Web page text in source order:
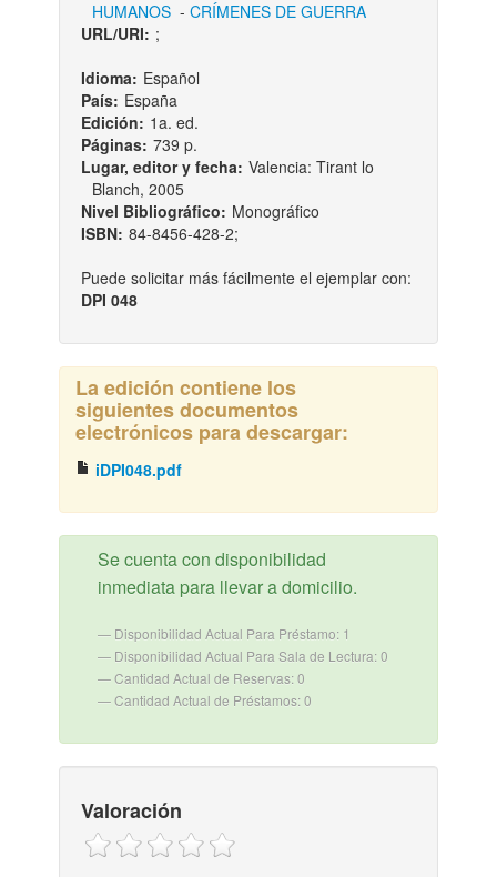
HUMANOS- CRÍMENES DE GUERRA
URL/URI: ;
Idioma: Español
País: España
Edición: 1a. ed.
Páginas: 739 p.
Lugar, editor y fecha: Valencia: Tirant lo
Blanch, 2005
Nivel Bibliográfico: Monográfico
ISBN: 84-8456-428-2;
Puede solicitar más fácilmente el ejemplar con:
DPI 048
La edición contiene los
siguientes documentos
electrónicos para descargar:
iDPI048.pdf
Se cuenta con disponibilidad
inmediata para llevar a domicilio.
Disponibilidad Actual Para Préstamo: 1
Disponibilidad Actual Para Sala de Lectura: 0
Cantidad Actual de Reservas: 0
Cantidad Actual de Préstamos: 0
Valoración